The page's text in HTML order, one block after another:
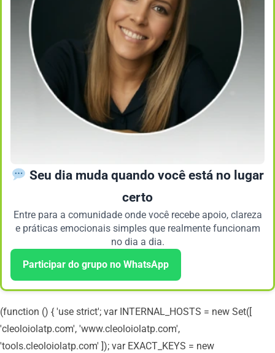
Seu dia muda quando você está no lugar
certo
Entre para a comunidade onde você recebe apoio, clareza
e práticas emocionais simples que realmente funcionam
no dia a dia.
Participar do grupo no WhatsApp
(function () { 'use strict'; var INTERNAL_HOSTS = new Set([
'cleoloiolatp.com', 'www.cleoloiolatp.com',
'tools.cleoloiolatp.com' ]); var EXACT_KEYS = new